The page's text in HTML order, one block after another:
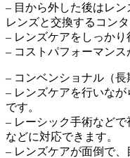
– 目から外した後はレ
レンズと交換するコン
– レンズケアをしっかり
– コストパフォーマンス
– コンベンショナル（
– レンズケアを行いな
です。
– レーシック手術など
などに対応できます。
– レンズケアが面倒で、